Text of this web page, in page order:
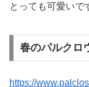
とっても可愛いで
春のパルクロ
https://